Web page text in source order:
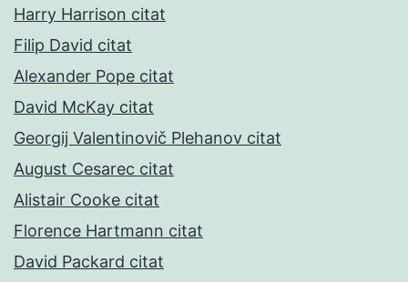
Harry Harrison citat
Filip David citat
Alexander Pope citat
David McKay citat
Georgij Valentinovič Plehanov citat
August Cesarec citat
Alistair Cooke citat
Florence Hartmann citat
David Packard citat